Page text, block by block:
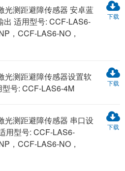
下载
光测距避障传感器 安卓蓝
出 适用型号: CCF-LAS6-
，CCF-LAS6-NO，
下载
光测距避障传感器设置软
号: CCF-LAS6-4M
下载
光测距避障传感器 串口设
用型号: CCF-LAS6-
，CCF-LAS6-NO，